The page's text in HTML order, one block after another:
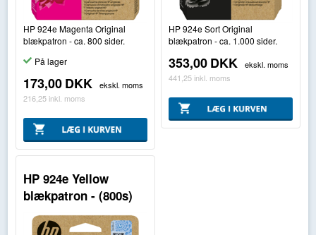
HP 924e Magenta Original
blækpatron - ca. 800 sider.
På lager
173,00DKK
ekskl. moms
216,25 inkl. moms
HP 924e Sort Original
blækpatron - ca. 1.000 sider.
353,00DKK
ekskl. moms
441,25 inkl. moms
HP 924e Yellow
blækpatron - (800s)